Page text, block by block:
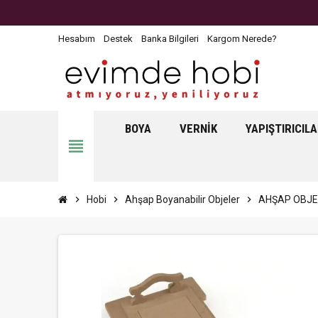
Hesabım Destek Banka Bilgileri Kargom Nerede?
view_headline
BOYA VERNIK
chevron_right Hobi chevron_right Ahşap Boyanabilir Objeler chevron_right AHŞAP